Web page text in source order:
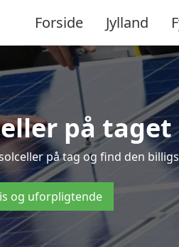
Forside Jylland
på taget
på tag og find den
og uforpligtende